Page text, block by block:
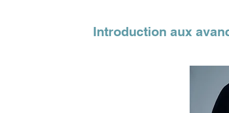
Introduction aux